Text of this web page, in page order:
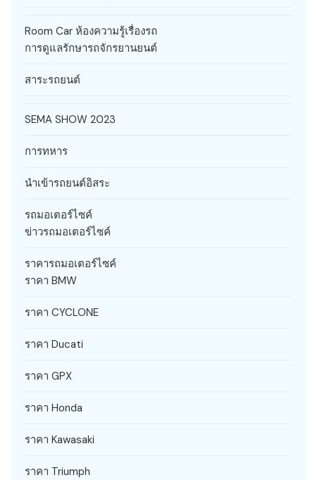
Room Car ห้องความรู้เรื่องรถ
การดูแลรักษารถจักรยานยนต์
สาระรถยนต์
SEMA SHOW 2023
การทหาร
นำเข้ารถยนต์อิสระ
รถมอเตอร์ไซค์
ข่าวรถมอเตอร์ไซค์
ราคารถมอเตอร์ไซค์
ราคา BMW
ราคา CYCLONE
ราคา Ducati
ราคา GPX
ราคา Honda
ราคา Kawasaki
ราคา Triumph